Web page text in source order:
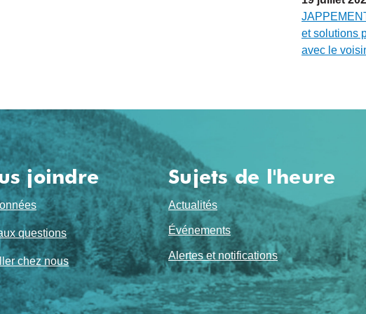
et solutions
avec le
joindre
questions
chez nous
Sujets de l'heure
Actualités
Événements
Alertes et notifications